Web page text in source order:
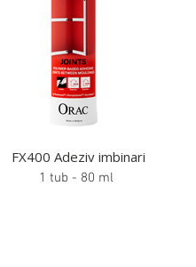
FX400 Adeziv imbinari
1 tub - 80 ml